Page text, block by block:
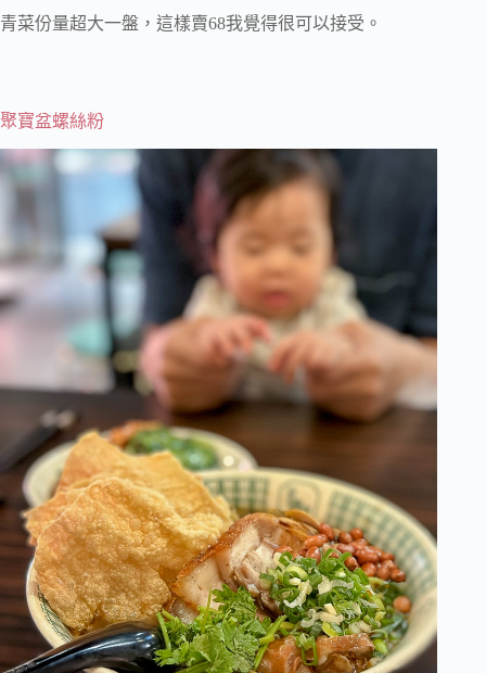
青菜份量超大一盤，這樣賣68我覺得很可以接受。
聚寶盆螺絲粉